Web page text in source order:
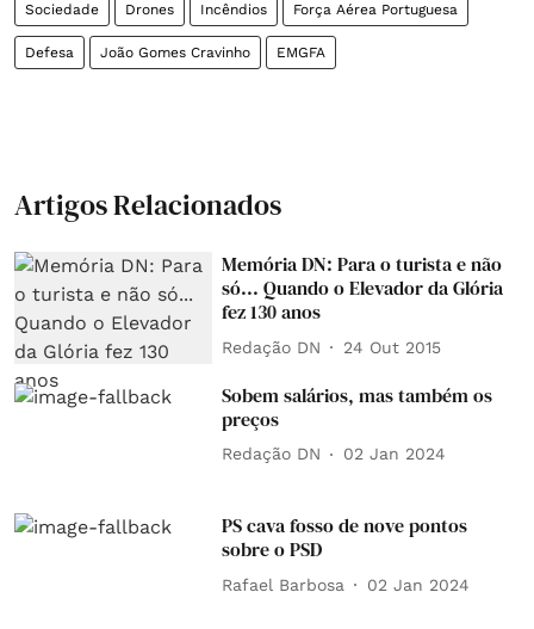
Sociedade Drones Incêndios Força Aérea Portuguesa
Defesa João Gomes Cravinho EMGFA
Artigos Relacionados
Memória DN: Para o turista e não
só... Quando o Elevador da Glória
fez 130 anos
Redação DN 24 Out 2015
Sobem salários, mas também os
preços
Redação DN 02 Jan 2024
PS cava fosso de nove pontos
sobre o PSD
Rafael Barbosa 02 Jan 2024